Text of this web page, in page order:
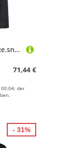
Rock Experience Damen Re.snow Peak 2.0 Jacke, Schwarz, XS EU
71,44 €
der
- 31%